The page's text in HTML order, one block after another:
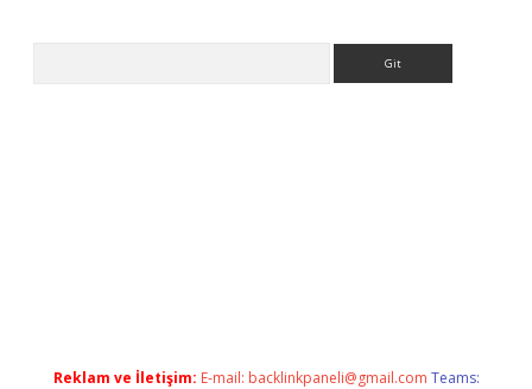
Reklam ve İletişim: E-mail: backlinkpaneli@gmail.com Teams: